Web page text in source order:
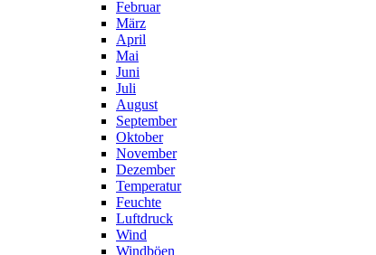
Februar
März
April
Mai
Juni
Juli
August
September
Oktober
November
Dezember
Temperatur
Feuchte
Luftdruck
Wind
Windböen